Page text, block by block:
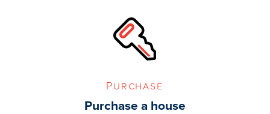
Purchase
Purchase a house